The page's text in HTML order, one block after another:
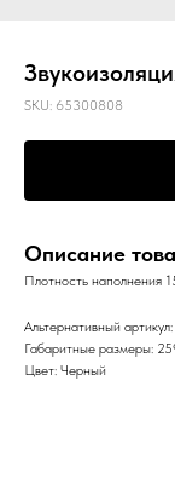
SKU: 65300808
Описание
Плотность наполнения
Альтернативный
Габаритные размеры:
Цвет: Черный